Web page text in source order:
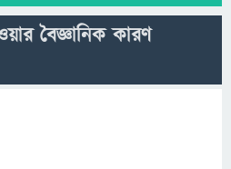
বৈজ্ঞানিক কারণ